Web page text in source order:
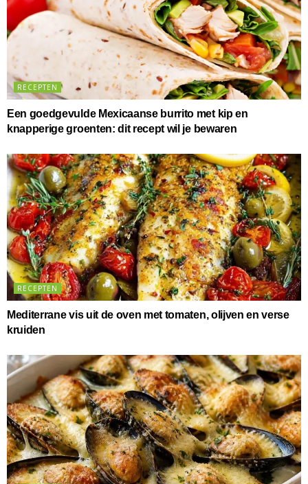
RECEPTEN
Een goedgevulde Mexicaanse burrito met kip en
knapperige groenten: dit recept wil je bewaren
RECEPTEN
Mediterrane vis uit de oven met tomaten, olijven en verse
kruiden